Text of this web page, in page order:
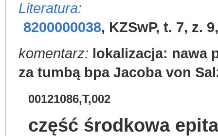
Literatura:
8200000038, KZSwP, t. 7, z. 9
komentarz: lokalizacja: nawa
za tumbą bpa Jacoba von
00121086,T,002
część środkowa